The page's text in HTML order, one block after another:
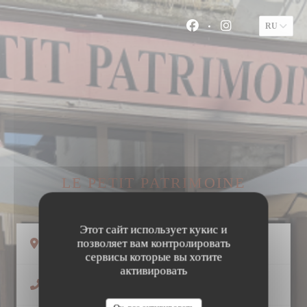
Панель управления cookies
Этот сайт использует кукис и
позволяет вам контролировать
сервисы которые вы хотите
активировать
RU
FacebookInstagram
LE PETIT PATRIMOINE
58 Rue Colbert 37000 Tours((открывается в новом окне))